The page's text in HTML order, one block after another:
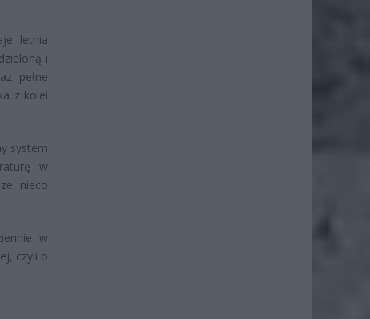
letnia
i
pełne
z kolei
system
w
nieco
w
czyli o